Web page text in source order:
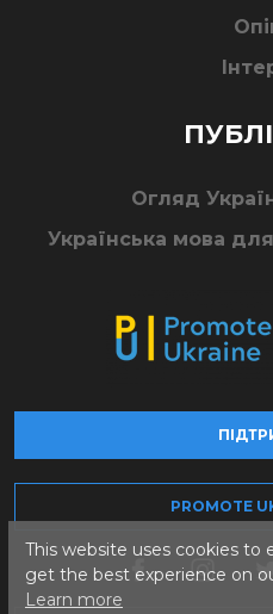
This website uses cookies to
get the best experience on
Learn more
Огляд
Українська мова
PROMOTE